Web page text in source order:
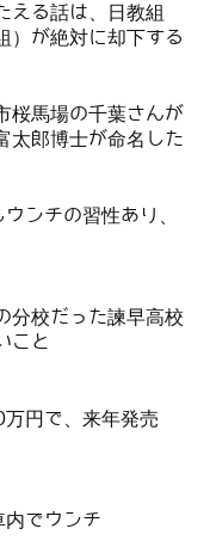
える話は、日教組
）が絶対に却下する
桜馬場の千葉さんが
太郎博士が命名した
ンチの習性あり、
分校だった諫早高校
こと
円で、来年発売
でウンチ